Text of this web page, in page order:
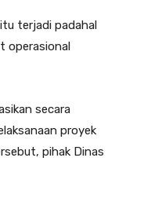
terjadi padahal
operasional
secara
proyek
pihak Dinas